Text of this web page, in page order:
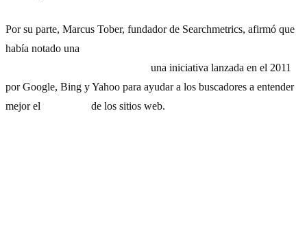
Por su parte, Marcus Tober, fundador de Searchmetrics, afirmó que
había notado una
una iniciativa lanzada en el 2011
por Google, Bing y Yahoo para ayudar a los buscadores a entender
mejor el
de los sitios web.